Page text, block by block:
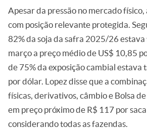
Apesar da pressão no mercado físico,
com posição relevante protegida.
82% da soja da safra 2025/26
março a preço médio de US$ 10,85
de 75% da exposição cambial estava
por dólar. Lopez disse que a
físicas, derivativos, câmbio e Bolsa
em preço próximo de R$ 117 por
considerando todas as fazendas.